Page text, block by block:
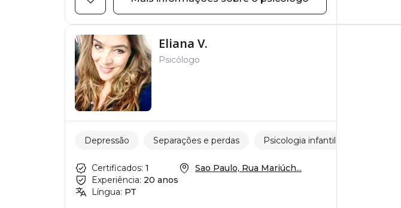
Eliana V.
Psicólogo
Depressão Separações e perdas Psicologia infantil
Certificados: 1
Experiência: 20 anos
Língua: PT
Sao Paulo, Rua Mariúch...